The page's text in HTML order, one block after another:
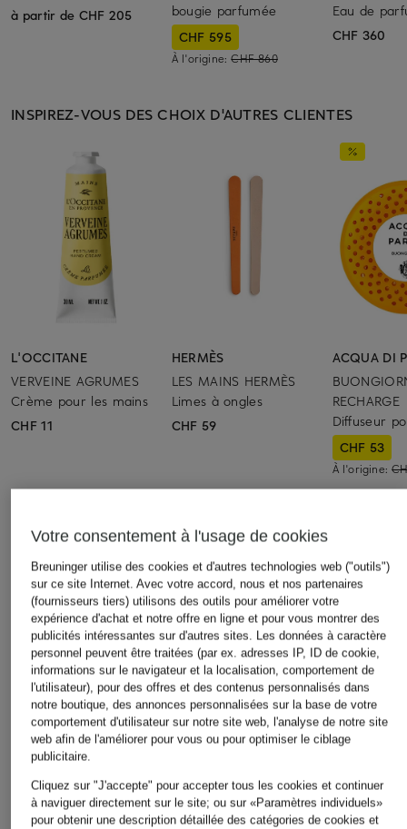
à partir de CHF 205
bougie parfumée
CHF 595
À l'origine:CHF 860
Eau de
CHF 360
INSPIREZ-VOUS DES CHOIX D'AUTRES CLIENTES
L'OCCITANE
VERVEINE AGRUMES
Crème pour les mains
CHF 11
HERMÈS
LES MAINS HERMÈS
Limes à ongles
CHF 59
ACQUA DI
RECHARGE
Diffuseur
CHF 53
À l'origine:
Autres catégories
Bikinis pour Femmes
Blazers pour Femmes
Blouses pour Femmes
Cardigans et gilets pour
Chaussures business pour
Robes de mariage civil
pour Femmes
Robes de mariage pour
Femmes
Femmes
Robes pour Femmes
Votre consentement à l'usage de cookies
Breuninger utilise des cookies et d'autres technologies web ("outils")
sur ce site Internet. Avec votre accord, nous et nos partenaires
(fournisseurs tiers) utilisons des outils pour améliorer votre
expérience d'achat et notre offre en ligne et pour vous montrer des
publicités intéressantes sur d'autres sites. Les données à caractère
personnel peuvent être traitées (par ex. adresses IP, ID de cookie,
informations sur le navigateur et la localisation, comportement de
l'utilisateur), pour des offres et des contenus personnalisés dans
notre boutique, des annonces personnalisées sur la base de votre
comportement d'utilisateur sur notre site web, l'analyse de notre site
web afin de l'améliorer pour vous ou pour optimiser le ciblage
publicitaire.
Cliquez sur "J'accepte" pour accepter tous les cookies et continuer
à naviguer directement sur le site; ou sur «Paramètres individuels»
pour obtenir une description détaillée des catégories de cookies et